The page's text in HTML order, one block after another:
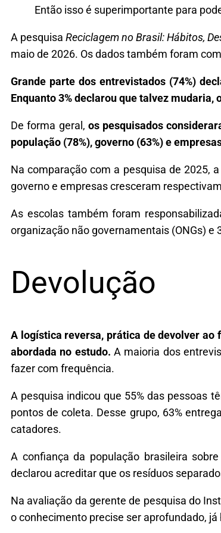
Então isso é superimportante para
A pesquisaReciclagem no Brasil: Hábitos,
maio de 2026. Os dados também foram
Grande parte dos entrevistados (74%)
Enquanto 3% declarou que talvez
De forma geral, os pesquisados
população (78%), governo (63%) e
Na comparação com a pesquisa de 2025,
governo e empresas cresceram
As escolas também foram
organização não governamentais (ONGs) e
Devolução
A logística reversa, prática de devolver
abordada no estudo. A maioria dos
fazer com frequência.
A pesquisa indicou que 55% das pessoas
pontos de coleta. Desse grupo, 63%
catadores.
A confiança da população brasileira
declarou acreditar que os resíduos
Na avaliação da gerente de pesquisa do
o conhecimento precise ser aprofundado,